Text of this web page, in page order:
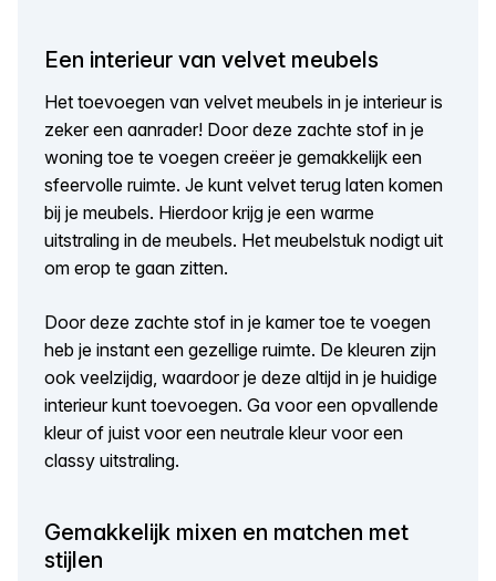
Een interieur van velvet meubels
Het toevoegen van velvet meubels in je interieur is
zeker een aanrader! Door deze zachte stof in je
woning toe te voegen creëer je gemakkelijk een
sfeervolle ruimte. Je kunt velvet terug laten komen
bij je meubels. Hierdoor krijg je een warme
uitstraling in de meubels. Het meubelstuk nodigt uit
om erop te gaan zitten.
Door deze zachte stof in je kamer toe te voegen
heb je instant een gezellige ruimte. De kleuren zijn
ook veelzijdig, waardoor je deze altijd in je huidige
interieur kunt toevoegen. Ga voor een opvallende
kleur of juist voor een neutrale kleur voor een
classy uitstraling.
Gemakkelijk mixen en matchen met
stijlen